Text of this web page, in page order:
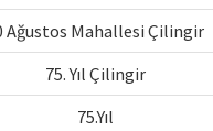
Ağustos Mahallesi Çilingir
75. Yıl Çilingir
75.Yıl